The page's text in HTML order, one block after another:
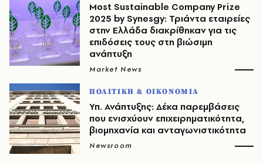
Most Sustainable Company Prize
2025 by Synesgy: Τριάντα εταιρείες
στην Ελλάδα διακρίθηκαν για τις
επιδόσεις τους στη βιώσιμη
ανάπτυξη
Market News
ΠΟΛΙΤΙΚΗ & ΟΙΚΟΝΟΜΙΑ
Υπ. Ανάπτυξης: Δέκα παρεμβάσεις
που ενισχύουν επιχειρηματικότητα,
βιομηχανία και ανταγωνιστικότητα
Newsroom